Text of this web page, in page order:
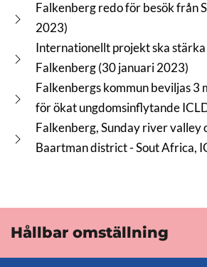
Falkenberg redo för besök från
2023)
Internationellt projekt ska
Falkenberg (30 januari 2023)
Falkenbergs kommun beviljas
för ökat ungdomsinflytande
Falkenberg, Sunday river valley
Baartman district - Sout Africa,
Hållbar omställning